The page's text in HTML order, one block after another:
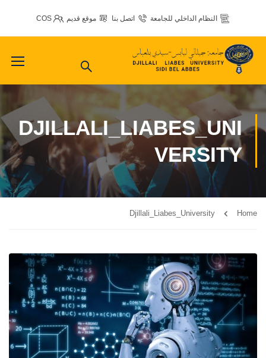
النظام الداخلي للجامعة اتصل بنا موقع قديم COS
DJILLALI_LIABES_UNI
VERSITY
Home
Djillali_Liabes_University